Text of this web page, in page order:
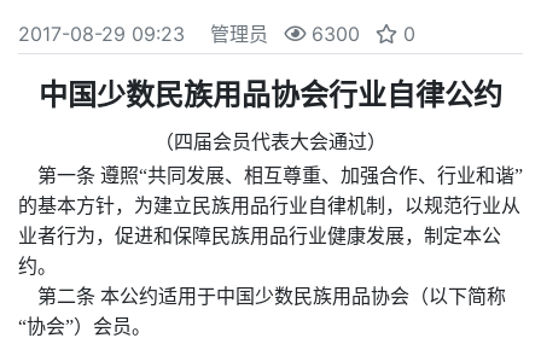
2017-08-29 09:23 管理员 6300 0
中国少数民族用品协会行业自律公约
（四届会员代表大会通过）
第一条 遵照“共同发展、相互尊重、加强合作、行业和谐”
的基本方针，为建立民族用品行业自律机制，以规范行业从
业者行为，促进和保障民族用品行业健康发展，制定本公
约。
第二条 本公约适用于中国少数民族用品协会（以下简称
“协会”）会员。